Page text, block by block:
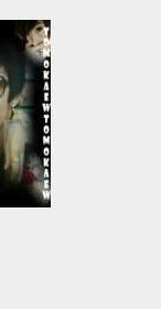
include/article/
-
(this
a future
in
?